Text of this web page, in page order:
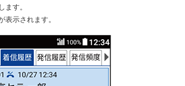
ます。
表示されます。